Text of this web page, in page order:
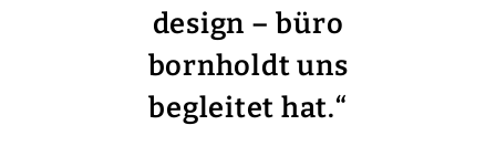
design – büro
bornholdt uns
begleitet hat.“